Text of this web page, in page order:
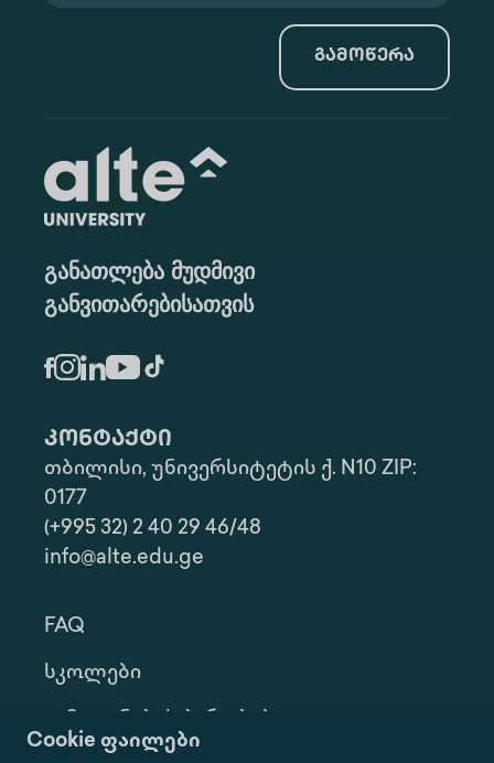
Cookie ფაილები
გამოწერა
განათლება მუდმივი
განვითარებისათვის
კონტაქტი
თბილისი, უნივერსიტეტის ქ. N10 ZIP:
0177
(+995 32) 2 40 29 46/48
info@alte.edu.ge
FAQ
Სკოლები